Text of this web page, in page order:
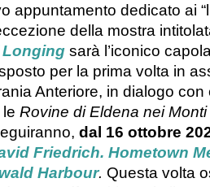
appuntamento dedicato ai
della mostra
Longing sarà l’iconico
per la prima volta in
Anteriore, in dialogo con
Rovine di Eldena nei
dal 16 ottobre
Friedrich. Hometown
Harbour. Questa volta